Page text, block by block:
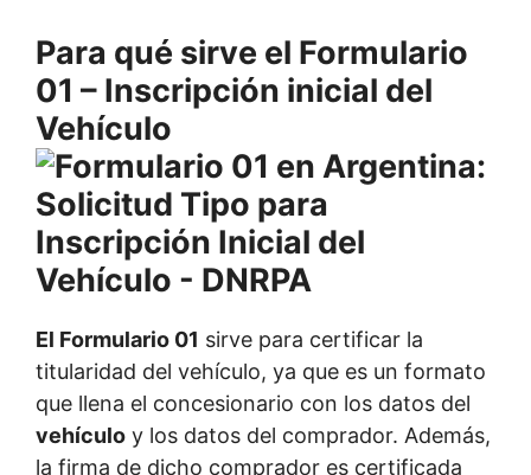
Para qué sirve el Formulario
01 – Inscripción inicial del
Vehículo
El Formulario 01 sirve para certificar la
titularidad del vehículo, ya que es un formato
que llena el concesionario con los datos del
vehículo y los datos del comprador. Además,
la firma de dicho comprador es certificada